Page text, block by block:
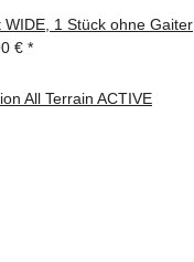
WIDE, 1 Stück ohne Gaiter
€ *